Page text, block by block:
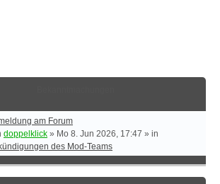
am Forum
doppelklick » Mo 8. Jun 2026, 17:47 » in
des Mod-Teams